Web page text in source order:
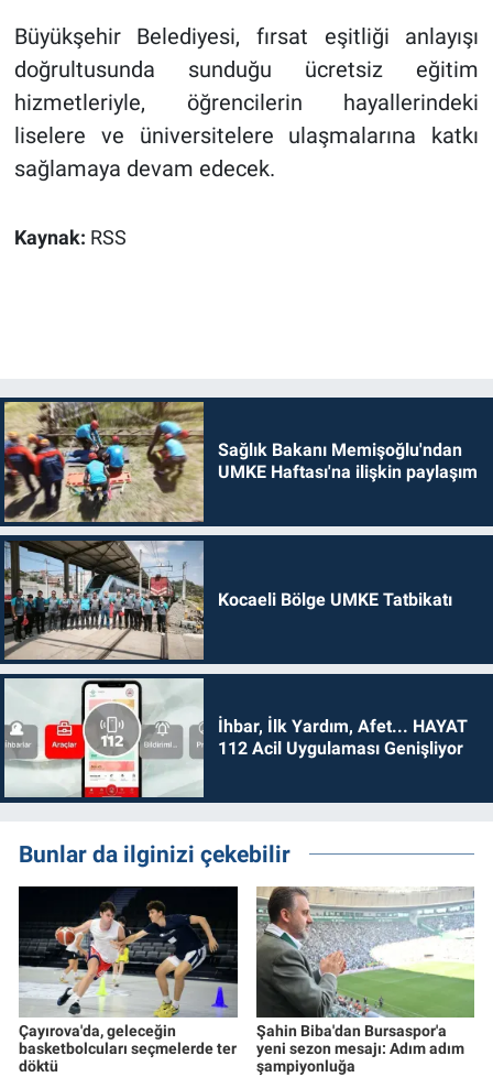
Büyükşehir Belediyesi, fırsat eşitliği anlayışı
doğrultusunda sunduğu ücretsiz eğitim
hizmetleriyle, öğrencilerin hayallerindeki
liselere ve üniversitelere ulaşmalarına katkı
sağlamaya devam edecek.
Kaynak: RSS
Sağlık Bakanı Memişoğlu'ndan
UMKE Haftası'na ilişkin paylaşım
Kocaeli Bölge UMKE Tatbikatı
İhbar, İlk Yardım, Afet... HAYAT
112 Acil Uygulaması Genişliyor
Bunlar da ilginizi çekebilir
Çayırova'da, geleceğin
basketbolcuları seçmelerde ter
döktü
Şahin Biba'dan Bursaspor'a
yeni sezon mesajı: Adım adım
şampiyonluğa